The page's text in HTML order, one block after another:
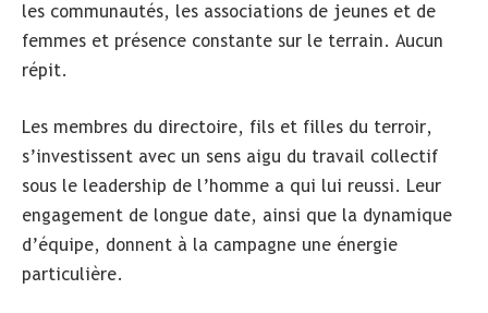
les communautés, les associations de jeunes et de
femmes et présence constante sur le terrain. Aucun
répit.
Les membres du directoire, fils et filles du terroir,
s’investissent avec un sens aigu du travail collectif
sous le leadership de l’homme a qui lui reussi. Leur
engagement de longue date, ainsi que la dynamique
d’équipe, donnent à la campagne une énergie
particulière.